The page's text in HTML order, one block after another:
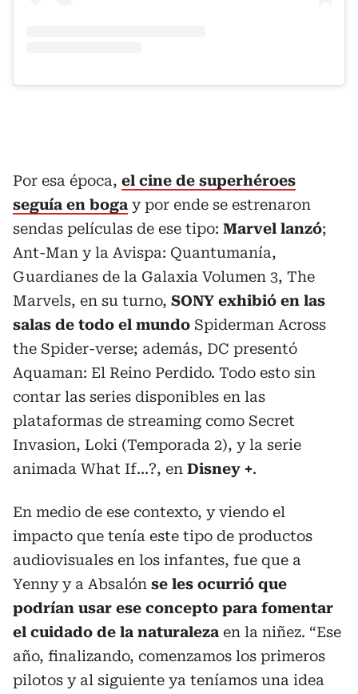
Por esa época, el cine de superhéroes
seguía en boga y por ende se estrenaron
sendas películas de ese tipo: Marvel lanzó;
Ant-Man y la Avispa: Quantumanía,
Guardianes de la Galaxia Volumen 3, The
Marvels, en su turno, SONY exhibió en las
salas de todo el mundo Spiderman Across
the Spider-verse; además, DC presentó
Aquaman: El Reino Perdido. Todo esto sin
contar las series disponibles en las
plataformas de streaming como Secret
Invasion, Loki (Temporada 2), y la serie
animada What If...?, en Disney +.
En medio de ese contexto, y viendo el
impacto que tenía este tipo de productos
audiovisuales en los infantes, fue que a
Yenny y a Absalón se les ocurrió que
podrían usar ese concepto para fomentar
el cuidado de la naturaleza en la niñez. “Ese
año, finalizando, comenzamos los primeros
pilotos y al siguiente ya teníamos una idea